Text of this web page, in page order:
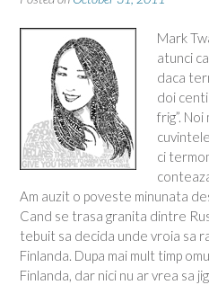
Mark
atunci
daca
doi
frig”.
ci
Am auzit o poveste minunata
Cand se trasa granita dintre
tebuit sa decida unde vroia sa
Finlanda. Dupa mai mult timp
Finlanda, dar nici nu ar vrea sa